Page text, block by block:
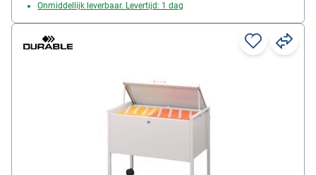
Onmiddellijk leverbaar. Levertijd: 1 dag